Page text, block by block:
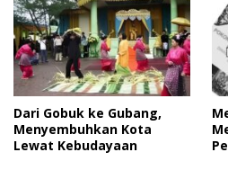
Dari Gobuk ke Gubang,
Menyembuhkan Kota
Lewat Kebudayaan